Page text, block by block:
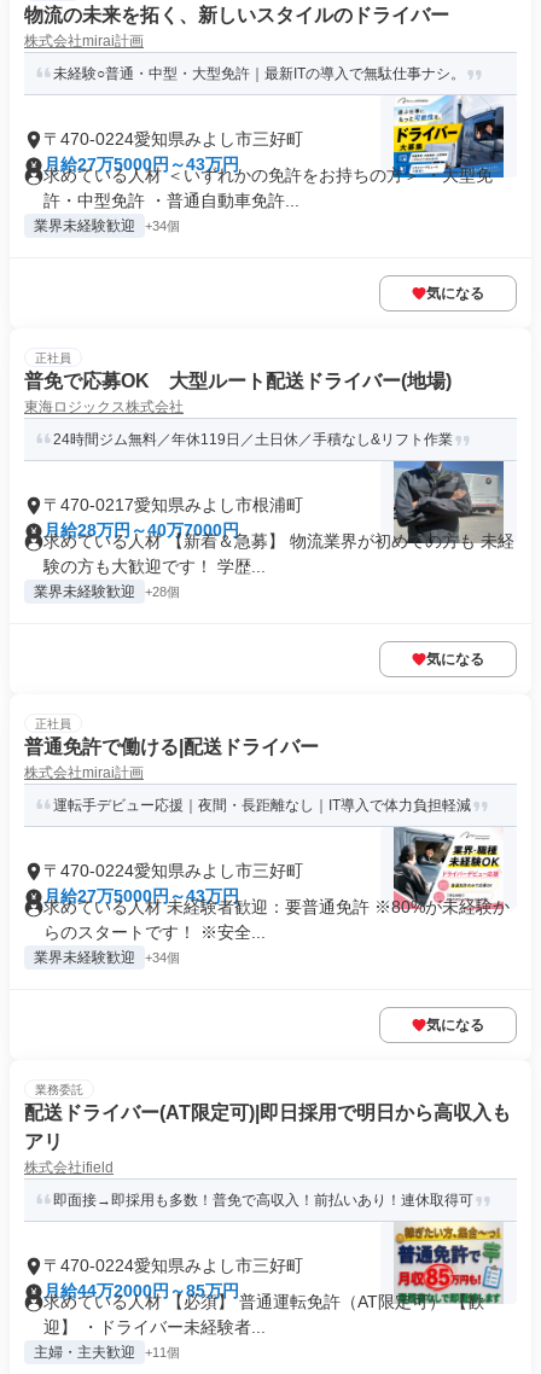
物流の未来を拓く、新しいスタイルのドライバー
株式会社mirai計画
未経験○普通・中型・大型免許｜最新ITの導入で無駄仕事ナシ。
〒470-0224愛知県みよし市三好町
月給27万5000円～43万円
求めている人材 ＜いずれかの免許をお持ちの方＞ ・大型免
許・中型免許 ・普通自動車免許...
業界未経験歓迎 +34個
気になる
正社員
普免で応募OK 大型ルート配送ドライバー(地場)
東海ロジックス株式会社
24時間ジム無料／年休119日／土日休／手積なし&リフト作業
〒470-0217愛知県みよし市根浦町
月給28万円～40万7000円
求めている人材 【新着＆急募】 物流業界が初めての方も 未経
験の方も大歓迎です！ 学歴...
業界未経験歓迎 +28個
気になる
正社員
普通免許で働ける|配送ドライバー
株式会社mirai計画
運転手デビュー応援｜夜間・長距離なし｜IT導入で体力負担軽減
〒470-0224愛知県みよし市三好町
月給27万5000円～43万円
求めている人材 未経験者歓迎：要普通免許 ※80%が未経験か
らのスタートです！ ※安全...
業界未経験歓迎 +34個
気になる
業務委託
配送ドライバー(AT限定可)|即日採用で明日から高収入も
アリ
株式会社ifield
即面接→即採用も多数！普免で高収入！前払いあり！連休取得可
〒470-0224愛知県みよし市三好町
月給44万2000円～85万円
求めている人材 【必須】 普通運転免許（AT限定可） 【歓
迎】 ・ドライバー未経験者...
主婦・主夫歓迎 +11個